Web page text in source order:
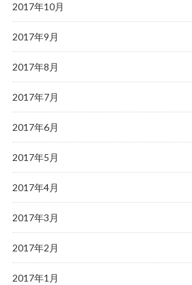
2017年10月
2017年9月
2017年8月
2017年7月
2017年6月
2017年5月
2017年4月
2017年3月
2017年2月
2017年1月